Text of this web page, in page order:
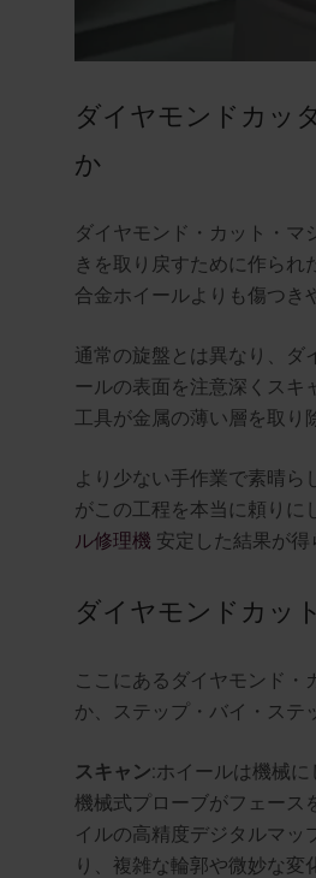
ダイヤモンドカッ
か
ダイヤモンド・カット・マ
きを取り戻すために作られ
合金ホイールよりも傷つき
通常の旋盤とは異なり、ダ
ールの表面を注意深くスキ
工具が金属の薄い層を取り
より少ない手作業で素晴ら
がこの工程を本当に頼りに
ル修理機 安定した結果が得
ダイヤモンドカッ
ここにある ダイヤモンド・
か、ステップ・バイ・ステ
スキャン:ホイールは機械
機械式プローブがフェース
イルの高精度デジタルマッ
り、複雑な輪郭や微妙な